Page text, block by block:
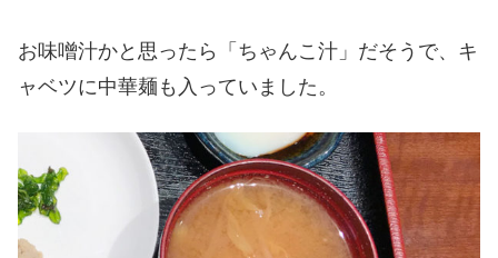
お味噌汁かと思ったら「ちゃんこ汁」だそうで、キ
ャベツに中華麺も入っていました。